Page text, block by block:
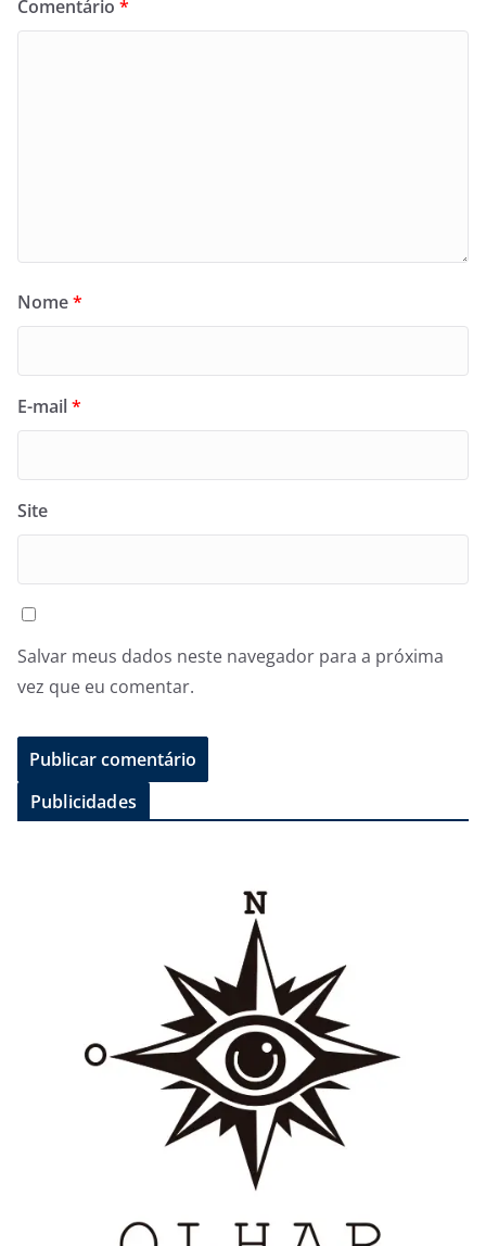
Comentário *
Nome*
E-mail*
Site
Salvar meus dados neste navegador para a próxima
vez que eu comentar.
Publicidades